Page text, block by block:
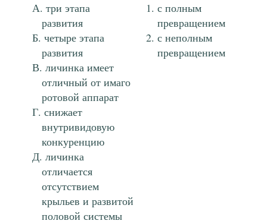
три этапа
развития
четыре этапа
развития
личинка имеет
отличный от имаго
ротовой аппарат
снижает
внутривидовую
конкуренцию
личинка
отличается
отсутствием
крыльев и развитой
половой системы
с полным
превращением
с неполным
превращением